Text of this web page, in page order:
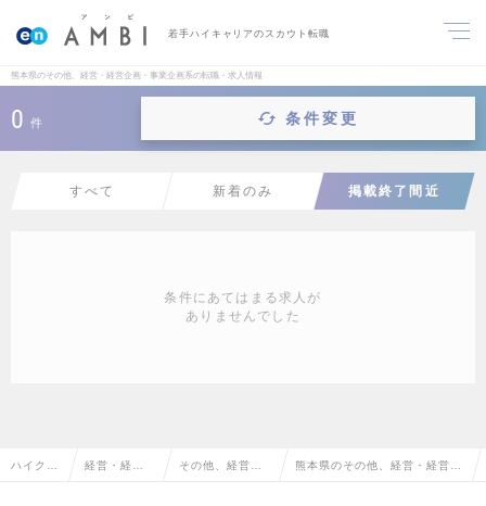
若手ハイキャリアのスカウト転職
熊本県のその他、経営・経営企画・事業企画系の転職・求人情報
0 件 条件変更
すべて 新着のみ 掲載終了間近
条件にあてはまる求人が
ありませんでした
ハイクラ 経営・経営 その他、経営・ 熊本県のその他、経営・経営企